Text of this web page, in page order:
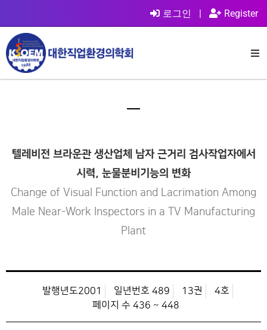
로그인 | Register
텔레비전 브라운관 생산업체 남자 근거리 검사작업자에서
시력, 눈물분비기능의 변화
Change of Visual Function and Lacrimation Among
Male Near-Work Inspectors in a TV Manufacturing
Plant
발행년도2001 일년번호 489 13권
4호
페이지 수 436 ~ 448